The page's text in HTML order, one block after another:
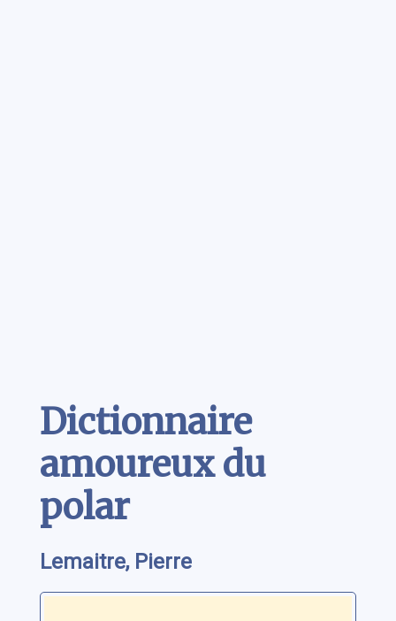
Dictionnaire
amoureux du
polar
Lemaitre, Pierre